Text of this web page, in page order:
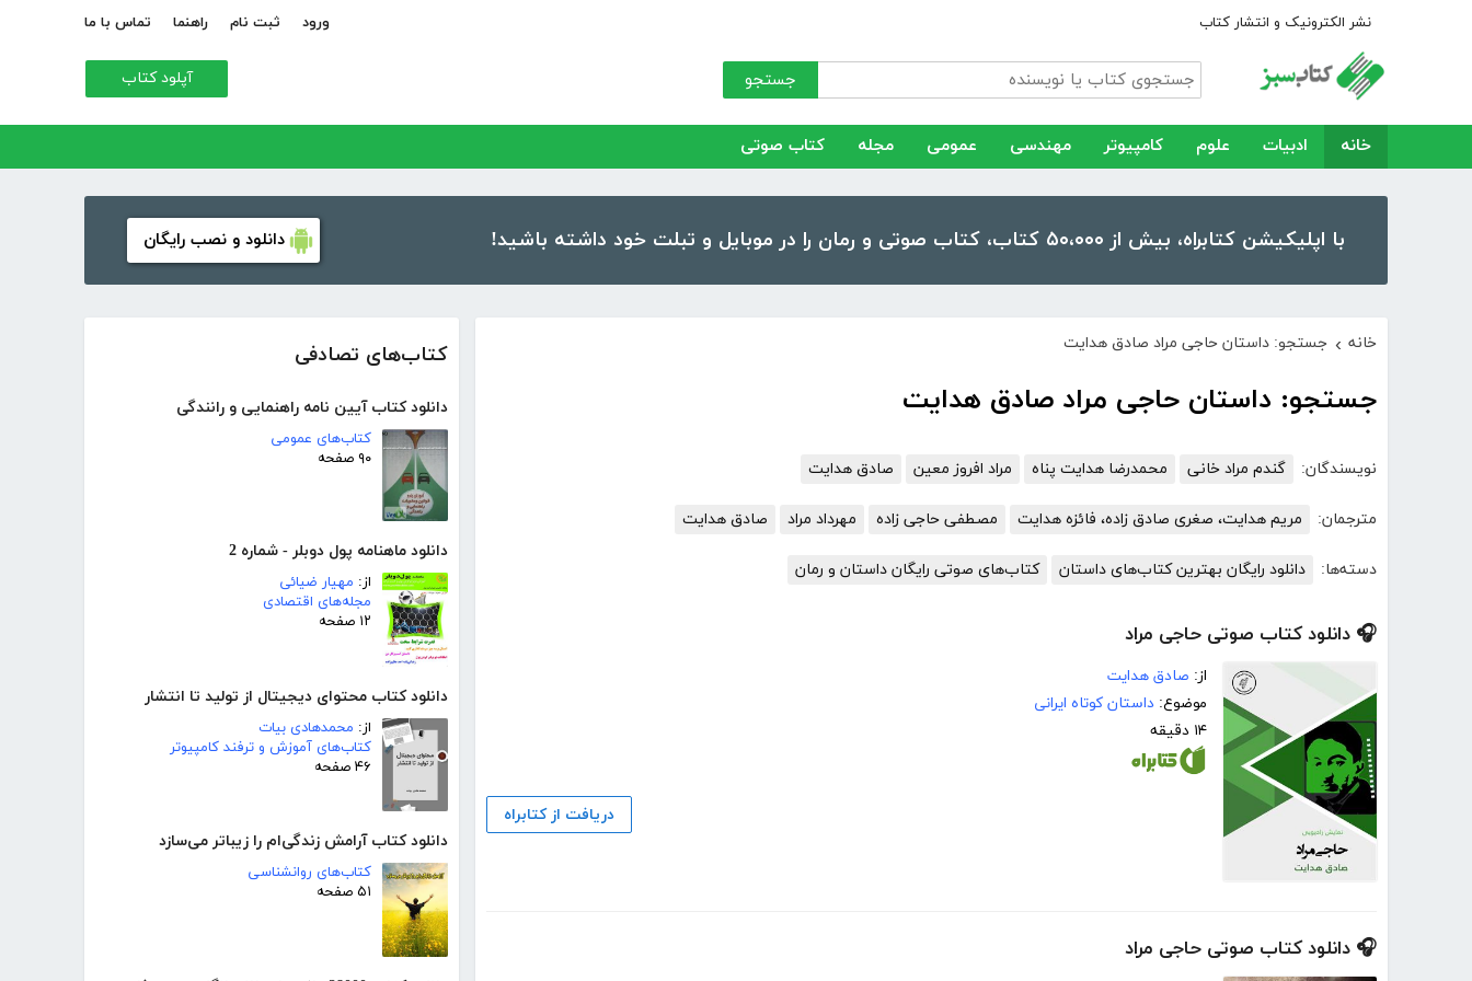
نشر الکترونیک و انتشار کتاب ورود ثبت نام راهنما تماس با ما
جستجو آپلود کتاب
خانه ادبیات علوم کامپیوتر مهندسی عمومی مجله کتاب صوتی
با اپلیکیشن کتابراه، بیش از ۵۰،۰۰۰ کتاب، کتاب صوتی و رمان را در موبایل و تبلت خود داشته باشید! دانلود و نصب رایگان
کتاب‌های تصادفی
دانلود کتاب آیین نامه راهنمایی و رانندگی
کتاب‌های عمومی
۹۰ صفحه
دانلود ماهنامه پول دوبلر - شماره 2
از: مهیار ضیائی
مجله‌های اقتصادی
۱۲ صفحه
دانلود کتاب محتوای دیجیتال از تولید تا انتشار
از: محمدهادی بیات
کتاب‌های آموزش و ترفند کامپیوتر
۴۶ صفحه
دانلود کتاب آرامش زندگی‌ام را زیباتر می‌سازد
کتاب‌های روانشناسی
۵۱ صفحه
خانه › جستجو: داستان حاجی مراد صادق هدایت
جستجو: داستان حاجی مراد صادق هدایت
نویسندگان: گندم مراد خانی محمدرضا هدایت پناه مراد افروز معین صادق هدایت
مترجمان: مریم هدایت، صغری صادق زاده، فائزه هدایت مصطفی حاجی زاده مهرداد مراد صادق هدایت
دسته‌ها: دانلود رایگان بهترین کتاب‌های داستان کتاب‌های صوتی رایگان داستان و رمان
🎧 دانلود کتاب صوتی حاجی مراد
از: صادق هدایت
موضوع: داستان کوتاه ایرانی
۱۴ دقیقه
دریافت از کتابراه
🎧 دانلود کتاب صوتی حاجی مراد